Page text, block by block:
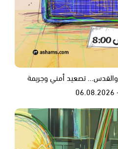
والقدس... تصعيد أمني وجريمة